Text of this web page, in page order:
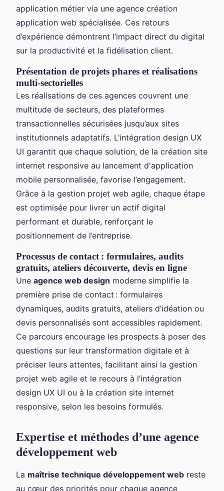
application métier via une agence création
application web spécialisée. Ces retours
d’expérience démontrent l’impact direct du digital
sur la productivité et la fidélisation client.
Présentation de projets phares et réalisations
multi-sectorielles
Les réalisations de ces agences couvrent une
multitude de secteurs, des plateformes
transactionnelles sécurisées jusqu’aux sites
institutionnels adaptatifs. L’intégration design UX
UI garantit que chaque solution, de la création site
internet responsive au lancement d'application
mobile personnalisée, favorise l’engagement.
Grâce à la gestion projet web agile, chaque étape
est optimisée pour livrer un actif digital
performant et durable, renforçant le
positionnement de l’entreprise.
Processus de contact : formulaires, audits
gratuits, ateliers découverte, devis en ligne
Une agence web design moderne simplifie la
première prise de contact : formulaires
dynamiques, audits gratuits, ateliers d’idéation ou
devis personnalisés sont accessibles rapidement.
Ce parcours encourage les prospects à poser des
questions sur leur transformation digitale et à
préciser leurs attentes, facilitant ainsi la gestion
projet web agile et le recours à l’intégration
design UX UI ou à la création site internet
responsive, selon les besoins formulés.
Expertise et méthodes d’une agence
développement web
La maîtrise technique développement web reste
au cœur des priorités pour chaque agence